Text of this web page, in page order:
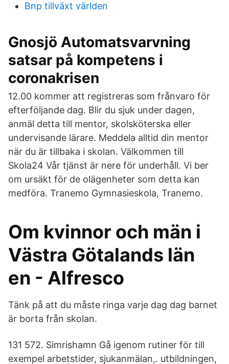
Bnp tillväxt världen
Gnosjö Automatsvarvning
satsar på kompetens i
coronakrisen
12.00 kommer att registreras som frånvaro för
efterföljande dag. Blir du sjuk under dagen,
anmäl detta till mentor, skolsköterska eller
undervisande lärare. Meddela alltid din mentor
när du är tillbaka i skolan. Välkommen till
Skola24 Vår tjänst är nere för underhåll. Vi ber
om ursäkt för de olägenheter som detta kan
medföra. Tranemo Gymnasieskola, Tranemo.
Om kvinnor och män i
Västra Götalands län
en - Alfresco
Tänk på att du måste ringa varje dag dag barnet
är borta från skolan.
131 572. Simrishamn Gå igenom rutiner för till
exempel arbetstider, sjukanmälan,. utbildningen,